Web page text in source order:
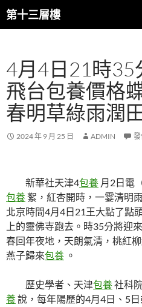
跳
至
容
第十三層樓
搜
尋
4月4日21時35
飛台包養價格
春明草綠雨潤
2024 年 9 月 25 日 ADMIN
新華社天津4包養 月2日電
包養絮，紅杏開時，一霎清明
北京時間4月4日21王大點了點
上的靈佛寺跑去。時35分將迎
春回年夜地，天朗氣清，桃紅
燕子歸來包養 。
歷史學者、天津包養社科
養說，每年陽歷的4月4日、5